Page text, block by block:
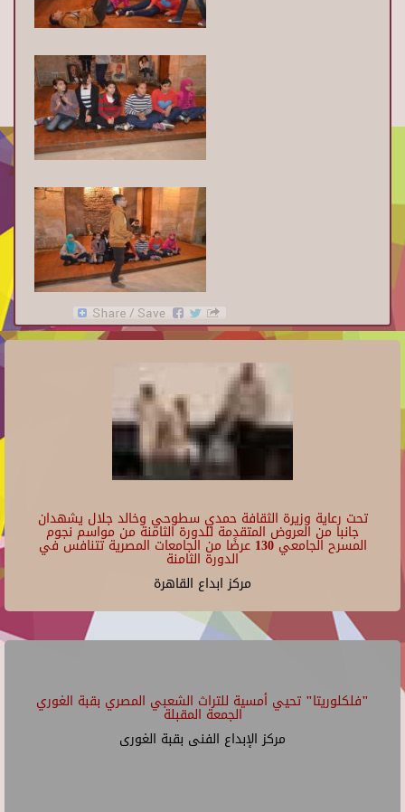
تحت رعاية وزيرة الثقافة حمدي سطوحي وخالد جلال يشهدان
جانبا من العروض المتقدمة للدورة الثامنة من مواسم نجوم
المسرح الجامعي 130 عرضًا من الجامعات المصرية تتنافس في
الدورة الثامنة
مركز ابداع القاهرة
"فلكلوريتا" تحيي أمسية للتراث الشعبي المصري بقبة الغوري
الجمعة المقبلة
مركز الإبداع الفنى بقبة الغورى